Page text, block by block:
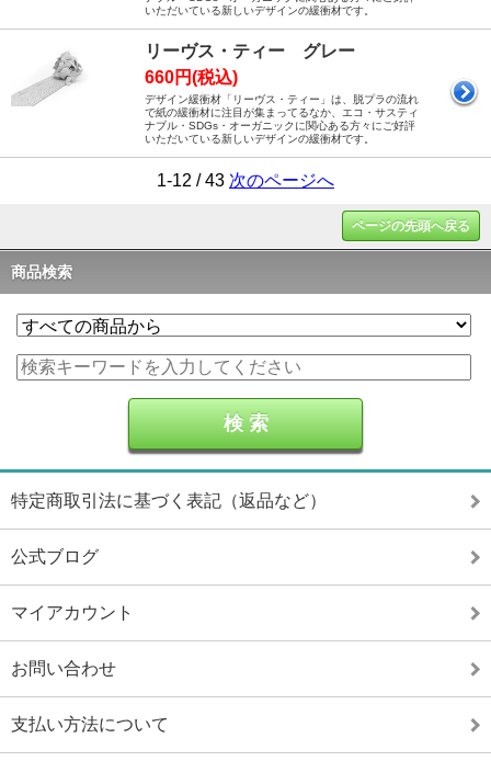
いただいている新しいデザインの緩衝材です。
リーヴス・ティー グレー
660円(税込)
デザイン緩衝材「リーヴス・ティー」は、脱プラの流れ
で紙の緩衝材に注目が集まってるなか、エコ・サスティ
ナブル・SDGs・オーガニックに関心ある方々にご好評
いただいている新しいデザインの緩衝材です。
1-12 / 43 次のページへ
ページの先頭へ戻る
商品検索
特定商取引法に基づく表記（返品など）
公式ブログ
マイアカウント
お問い合わせ
支払い方法について